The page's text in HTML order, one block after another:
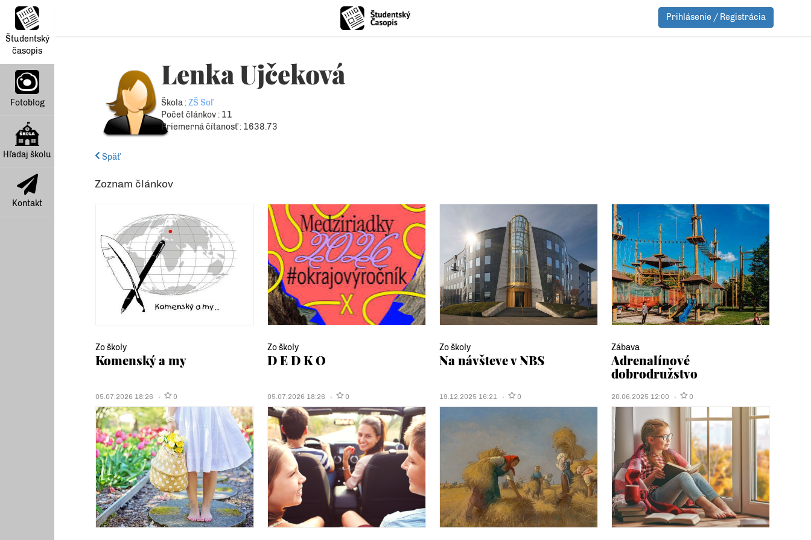
Študentský
časopis
Fotoblog
Hľadaj školu
Kontakt
Prihlásenie / Registrácia
Lenka Ujčeková
Škola :ZŠ Soľ
Počet článkov : 11
Priemerná čítanosť : 1638.73
Späť
Zoznam článkov
Zo školy
Komenský a my
05.07.2026 18:26 0
Zo školy
D E D K O
05.07.2026 18:26 0
Zo školy
Na návšteve v NBS
19.12.2025 16:21 0
Zábava
Adrenalínové
dobrodružstvo
20.06.2025 12:00 0